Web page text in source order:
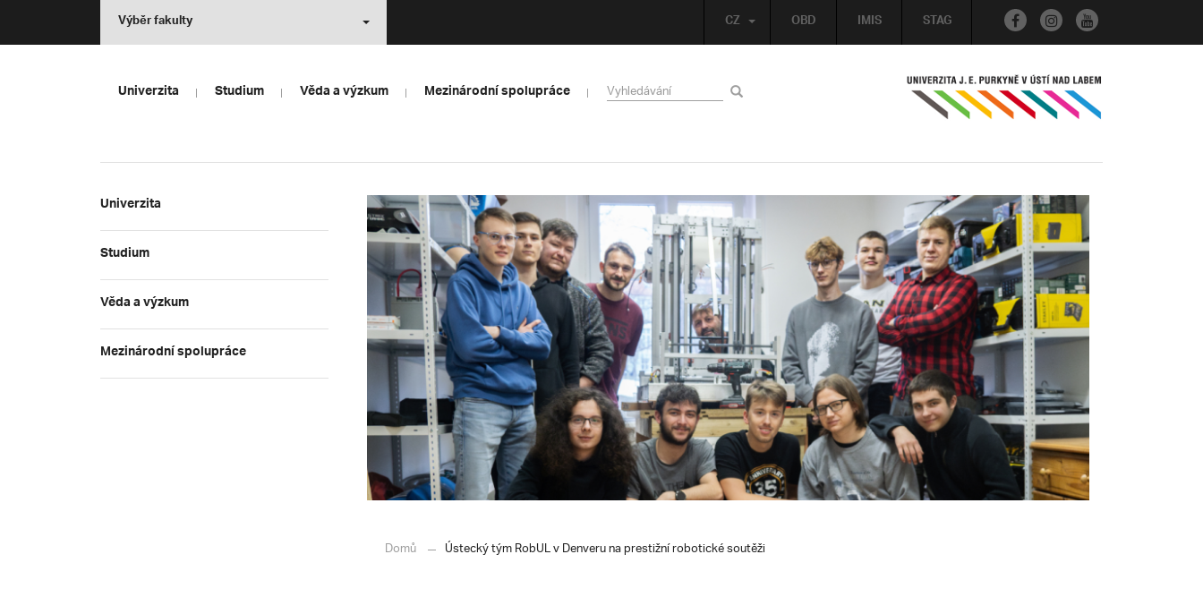
OBD IMIS STAG
CZ
Výběr fakulty
Univerzita Studium Věda a výzkum Mezinárodní spolupráce
Univerzita
Studium
Věda a výzkum
Mezinárodní spolupráce
Domů Ústecký tým RobUL v Denveru na prestižní robotické soutěži